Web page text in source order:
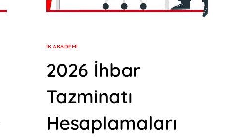
İK AKADEMI
2026 İhbar
Tazminatı
Hesaplamaları